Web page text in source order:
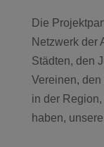
Die
Netzwerk der
Städten, den
Vereinen,
in der
haben,